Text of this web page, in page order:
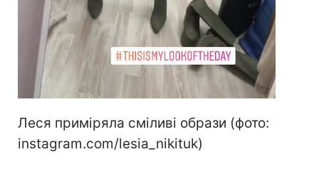
Леся приміряла сміливі образи (фото:
instagram.com/lesia_nikituk)